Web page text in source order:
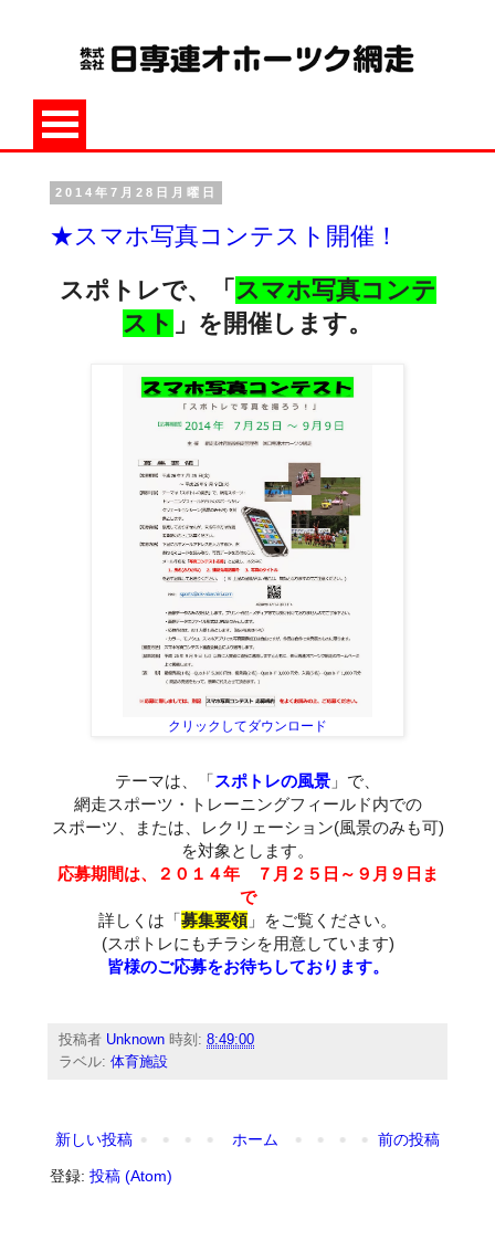
2014年7月28日月曜日
★スマホ写真コンテスト開催！
スポトレで、「 スマホ写真コンテ
スト 」を開催します。
クリックしてダウンロード
テーマは、「スポトレの風景 」で、
網走スポーツ・トレーニングフィールド内での
スポーツ、または、レクリェーション(風景のみも可)
を対象とします。
応募期間は、２０１４年 ７月２５日～９月９日ま
で
詳しくは「募集要領」をご覧ください。
(スポトレにもチラシを用意しています)
皆様のご応募をお待ちしております。
投稿者 Unknown 時刻:8:49:00
ラベル:体育施設
新しい投稿 前の投稿
ホーム
登録:投稿 (Atom)